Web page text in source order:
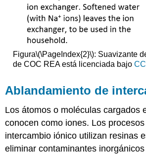
Figura\(\PageIndex{2}\): Suavizante
de COC REA está licenciada bajo
Ablandamiento de
Los átomos o moléculas cargados
conocen como iones. Los
intercambio iónico utilizan resinas
eliminar contaminantes